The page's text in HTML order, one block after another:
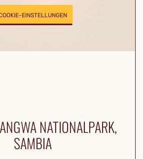
EINSTELLUNGEN
NATIONALPARK,
SAMBIA